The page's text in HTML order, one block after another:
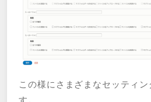
この様にさまざまなセッティ